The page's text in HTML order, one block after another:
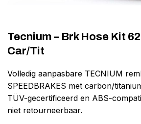
Tecnium – Brk Hose Kit
Car/Tit
Volledig aanpasbare TECNIUM
SPEEDBRAKES met carbon/
TÜV-gecertificeerd en ABS-
niet retourneerbaar.